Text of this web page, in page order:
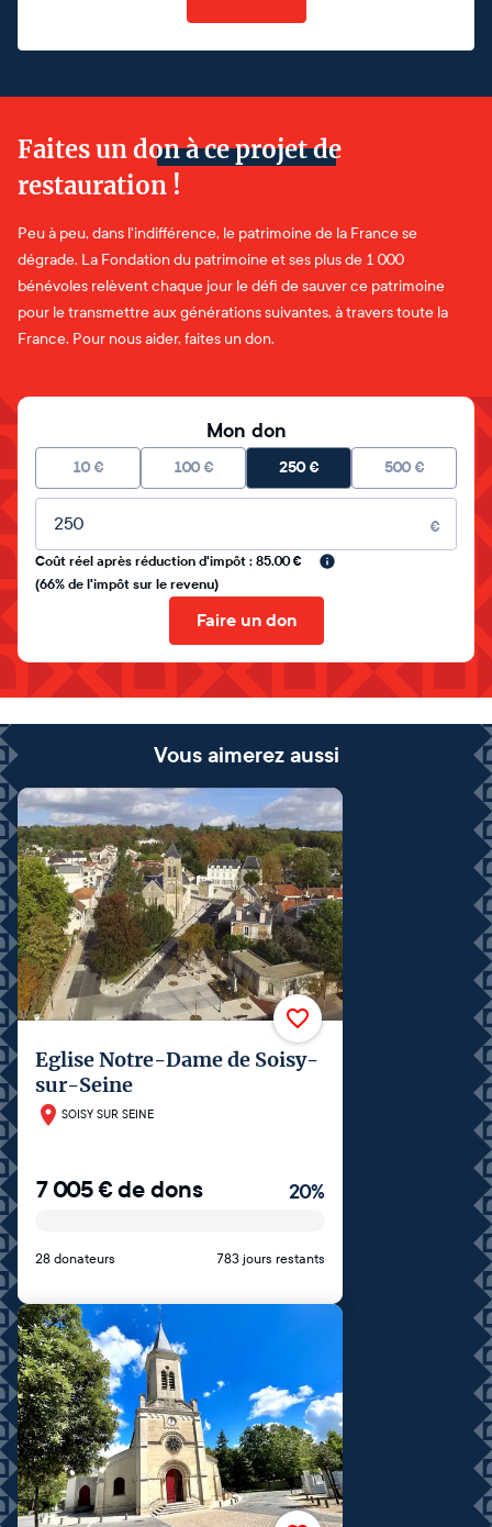
Faites un don à ce projet de
restauration !
Peu à peu, dans l'indifférence, le patrimoine de la France se
dégrade. La Fondation du patrimoine et ses plus de 1 000
bénévoles relèvent chaque jour le défi de sauver ce patrimoine
pour le transmettre aux générations suivantes, à travers toute la
France. Pour nous aider, faites un don.
Mon don
10 € 100 € 250€ 500 €
Montant libre
€
Coût réel après réduction d'impôt : 85.00 €
(66% de l'impôt sur le revenu)
Faire un don
Vous aimerez aussi
Eglise Notre-Dame de Soisy-
sur-Seine
SOISY SUR SEINE
7 005€de dons 20%
28 donateurs 783 jours restants